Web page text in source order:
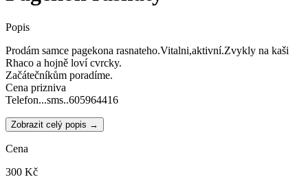
Popis
Prodám samce pagekona rasnateho.Vitalni,aktivní.Zvykly na kaši
Rhaco a hojně loví cvrcky.
Začátečníkům poradíme.
Cena prizniva
Telefon...sms..605964416
Zobrazit celý popis →
Cena
300 Kč